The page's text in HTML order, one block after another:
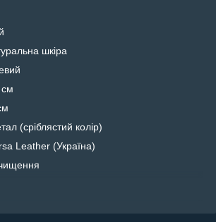
шкіра
(сріблястий колір)
Leather (Україна)